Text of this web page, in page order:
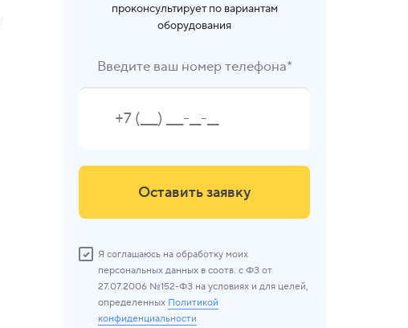
проконсультирует по вариантам
оборудования
Введите ваш номер телефона*
Оставить заявку
Я соглашаюсь на обработку моих
персональных данных в соотв. с ФЗ от
27.07.2006 №152-ФЗ на условиях и для целей,
определенных Политикой
конфиденциальности